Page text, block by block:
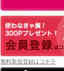
ログイン
無料新規登録はコチラ